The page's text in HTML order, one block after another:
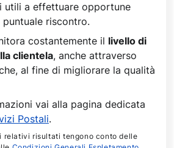
utili a effettuare opportune
riscontro.
costantemente il livello di
clientela, anche attraverso
al fine di migliorare la qualità
vai alla pagina dedicata
Postali.
relativi risultati tengono conto delle